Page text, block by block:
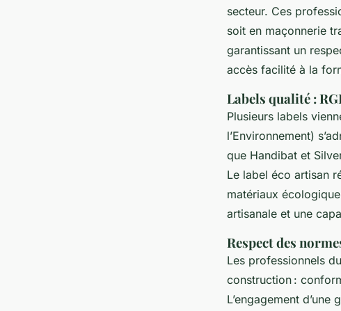
secteur. Ces
soit en maçonnerie
garantissant un
accès facilité à la
Labels qualité :
Plusieurs labels
l’Environnement)
que Handibat et
Le label éco artisan
matériaux
artisanale et une
Respect des
Les professionnels
construction :
L’engagement